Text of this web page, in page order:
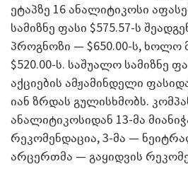
ეტაპზე 16 ანალიტიკოსი
სამიზნე ფასი $575.57-ს
პროგნოზი — $650.00-ს, ხოლო
$520.00-ს. საშუალო სამიზნე
აქციების ამჟამინდელი
იან ზრდას გულისხმობს.
ანალიტიკოსიდან 13-მა
რეკომენდაცია, 3-მა —
არცერთმა — გაყიდვის